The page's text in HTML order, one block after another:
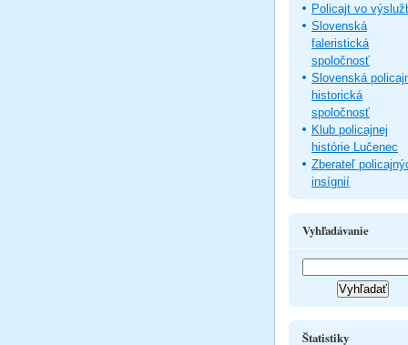
Policajt vo
Slovenská
faleristická
spoločnosť
Slovenská
historická
spoločnosť
Klub policajnej
histórie Lučenec
Zberateľ
insígnií
Vyhľadávanie
Štatistiky